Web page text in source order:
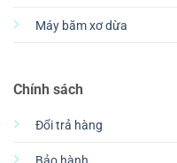
Máy băm xơ dừa
Chính sách
Đổi trả hàng